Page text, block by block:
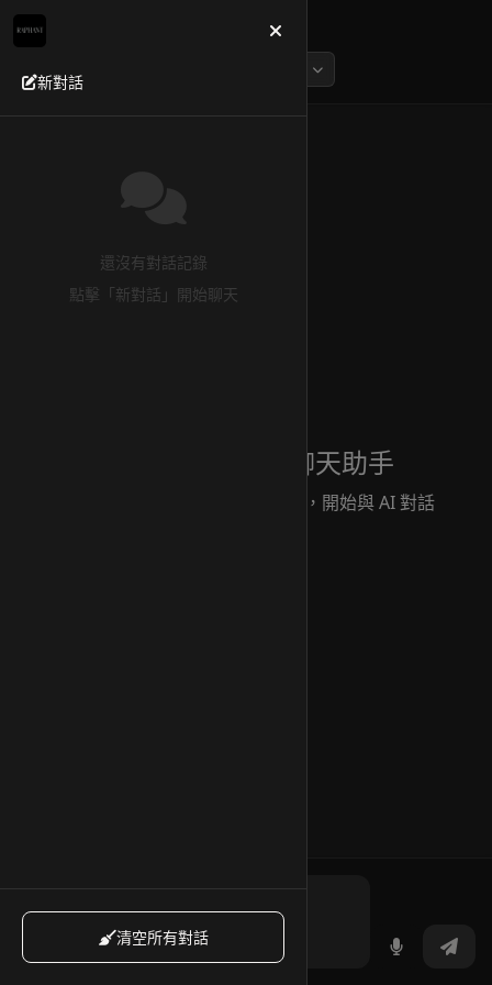
新對話
還沒有對話記錄
點擊「新對話」開始聊天
清空所有對話
歡迎使用拉法AI 聊天助手
直接在下方輸入框輸入您的問題，開始與 AI 對話